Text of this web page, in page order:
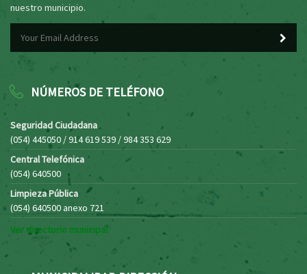
nuestro municipio.
NÚMEROS DE TELÉFONO
Seguridad Ciudadana
(054) 445050 / 914 619 539 / 984 353 629
Central Telefónica
(054) 640500
Limpieza Pública
(054) 640500 anexo 721
Ver directorio municipal